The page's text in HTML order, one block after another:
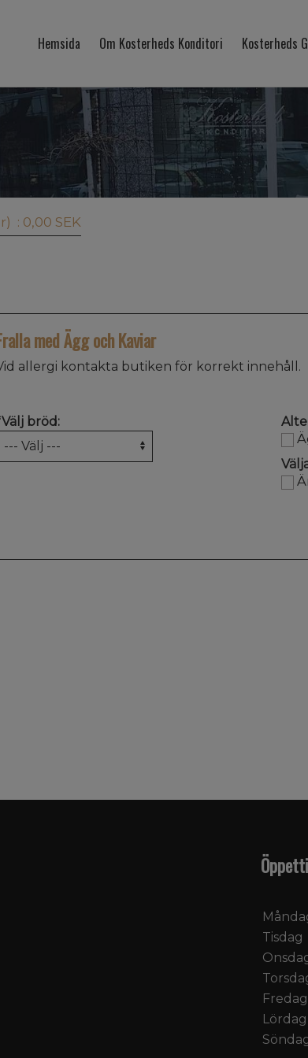
Hemsida Om Kosterheds Konditori Kosterheds
: 0,00 SEK
med Ägg och Kaviar
allergi kontakta butiken för korrekt innehåll.
Välj bröd:
Tisdag
Fredag
Lördag